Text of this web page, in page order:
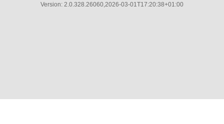
Version: 2.0.328.26060,2026-03-01T17:20:38+01:00